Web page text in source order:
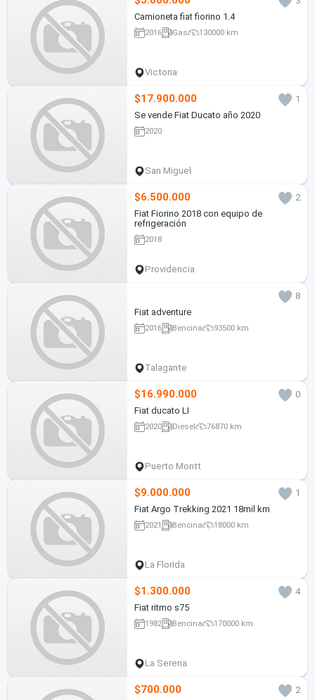
Camioneta fiat fiorino 1.4
2016 Gas 130000 km
Victoria
$17.900.000
1
Se vende Fiat Ducato año 2020
2020
San Miguel
$6.500.000
2
Fiat Fiorino 2018 con equipo de
refrigeración
2018
Providencia
8
Fiat adventure
2016 Bencina 93500 km
Talagante
$16.990.000
0
Fiat ducato LI
2020 Diesel 76870 km
Puerto Montt
$9.000.000
1
Fiat Argo Trekking 2021 18mil km
2021 Bencina 18000 km
La Florida
$1.300.000
4
Fiat ritmo s75
1982 Bencina 170000 km
La Serena
$700.000
2